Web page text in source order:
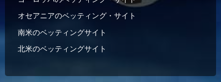
オセアニアのベッティング・サイト
南米のベッティングサイト
北米のベッティングサイト